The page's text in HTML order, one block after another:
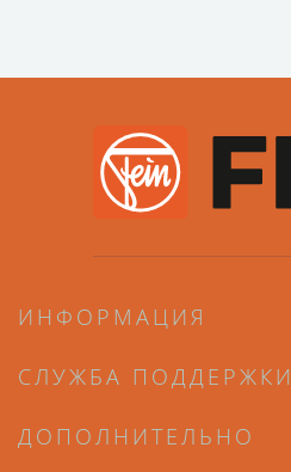
ИНФОРМАЦИЯ
СЛУЖБА ПОДДЕРЖКИ
ДОПОЛНИТЕЛЬНО